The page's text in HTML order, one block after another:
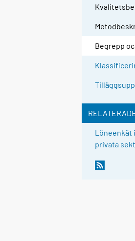
Begrepp
Löneenkät
privata